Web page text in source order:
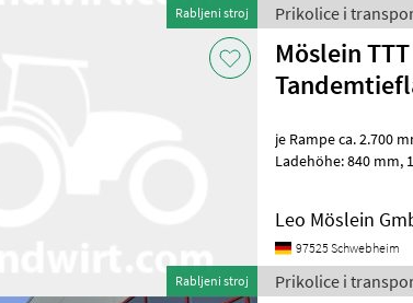
Rabljeni stroj Prikolice i
Rabljeni stroj
Möslein
je Rampe ca. 2.700 mm lang x
Ladehöhe: 840 mm, 12 Zurrösen je 2, 5 t, 8 x Zurrösen je 6 t, Stahl-
Leo Möslein
97525 Schwebheim
Prikolice i